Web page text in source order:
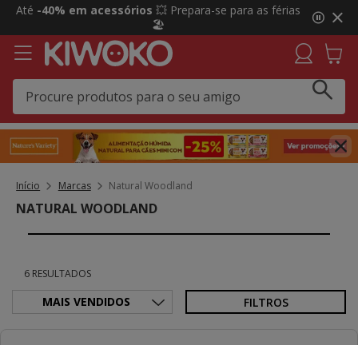
2
3,
mensagem,
Até -40% em acessórios 💥 Prepara-se para as férias
🏖️
Início Marcas Natural Woodland
NATURAL WOODLAND
6 RESULTADOS
FILTROS